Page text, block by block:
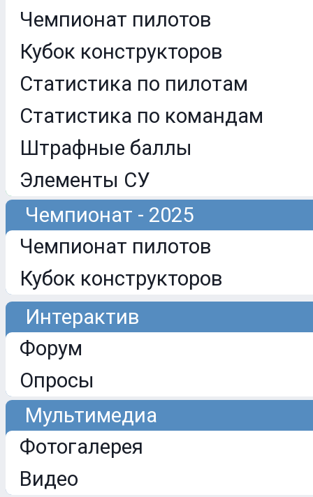
Чемпионат пилотов
Кубок конструкторов
Статистика по пилотам
Статистика по командам
Штрафные баллы
Элементы СУ
Чемпионат - 2025
Чемпионат пилотов
Кубок конструкторов
Интерактив
Форум
Опросы
Мультимедиа
Фотогалерея
Видео